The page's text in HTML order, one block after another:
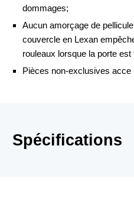
dommages;
Aucun amorçage de
couvercle en Lexan
rouleaux lorsque la porte est
Pièces non-exclusives acce
Spécifications